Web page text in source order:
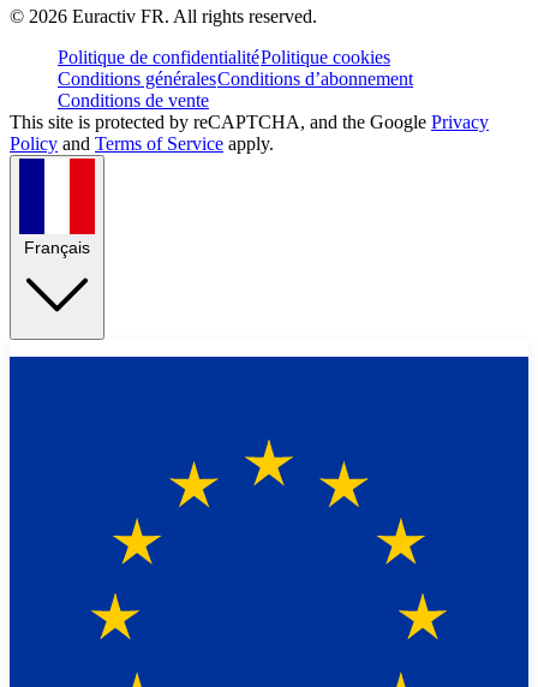
© 2026 Euractiv FR. All rights reserved.
Politique de confidentialitéPolitique cookies
Conditions généralesConditions d’abonnement
Conditions de vente
This site is protected by reCAPTCHA, and the Google Privacy
Policy and Terms of Service apply.
Français